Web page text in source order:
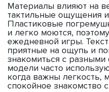
Материалы влияют на
тактильные ощущения
Пластиковые
и легко моются,
ежедневной игры.
приятные на ощупь и
знакомиться с разными
модели часто
когда важны легкость,
спокойное знакомство